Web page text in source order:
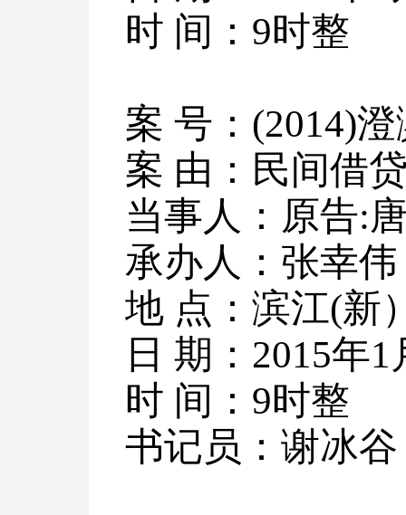
时 间： 9时整
案 号： (2014)澄
案 由：民间借
当事人：原告:
承办人：张幸伟
地 点：滨江(新
日 期： 2015年1
时 间： 9时整
书记员：谢冰谷